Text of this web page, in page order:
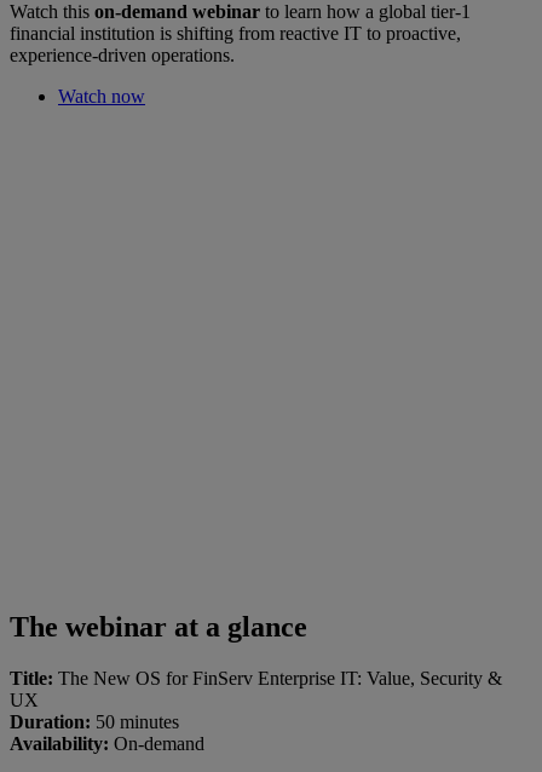
Watch this on-demand webinar to learn how a global tier-1
financial institution is shifting from reactive IT to proactive,
experience-driven operations.
Watch now
The webinar at a glance
Title: The New OS for FinServ Enterprise IT: Value, Security &
UX
Duration: 50 minutes
Availability: On-demand